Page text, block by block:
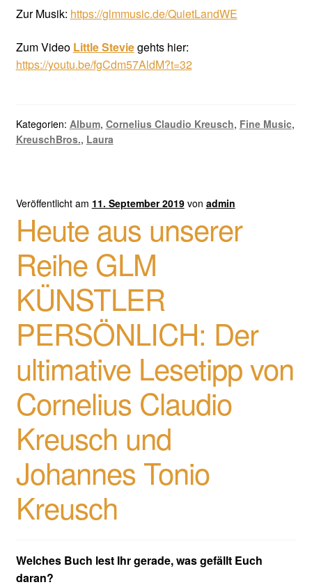
Zur Musik: https://glmmusic.de/QuietLandWE
Zum Video Little Steviegehts hier:
https://youtu.be/fgCdm57AldM?t=32
Kategorien: Album, Cornelius Claudio Kreusch, Fine Music,
KreuschBros., Laura
Veröffentlicht am 11. September 2019 von admin
Heute aus unserer
Reihe GLM
KÜNSTLER
PERSÖNLICH: Der
ultimative Lesetipp von
Cornelius Claudio
Kreusch und
Johannes Tonio
Kreusch
Welches Buch lest Ihr gerade, was gefällt Euch
daran?